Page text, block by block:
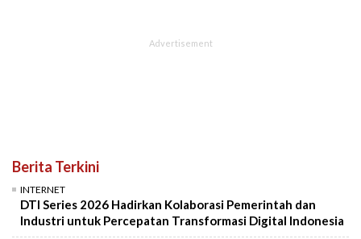
Berita Terkini
INTERNET
DTI Series 2026 Hadirkan Kolaborasi Pemerintah dan
Industri untuk Percepatan Transformasi Digital Indonesia